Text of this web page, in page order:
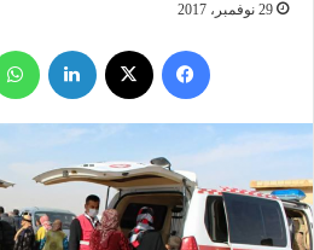
29 نوفمبر، 2017
فيسبوك لينكدإن